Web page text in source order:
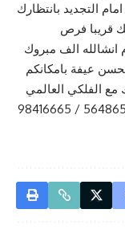
التجديد بانتظارك
قريبا فرص
انشالله الف مبروك
عيفة بامكانكم
الفلكي العالمي